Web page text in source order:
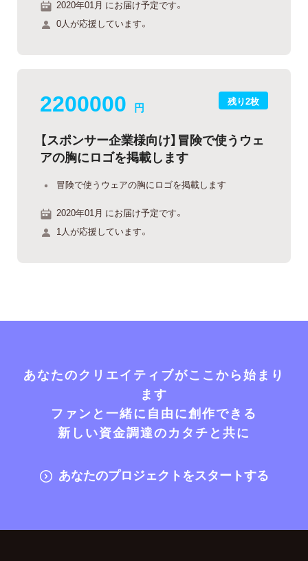
2020年01月 にお届け予定です。
0人が応援しています。
残り2枚
2200000 円
【スポンサー企業様向け】冒険で使うウェ
アの胸にロゴを掲載します
冒険で使うウェアの胸にロゴを掲載します
2020年01月 にお届け予定です。
1人が応援しています。
あなたのクリエイティブがここから始まり
ます
ファンと一緒に自由に創作できる
新しい資金調達のカタチと共に
あなたのプロジェクトをスタートする